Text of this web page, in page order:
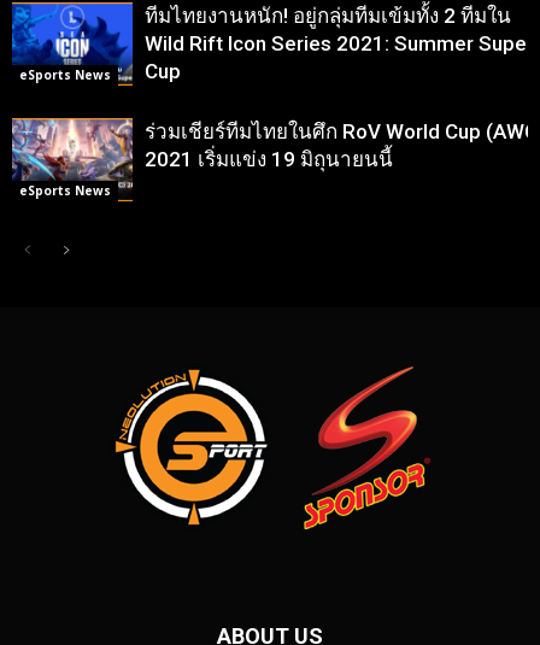
eSports News
ทีมไทยงานหนัก! อยู่กลุ่มทีมเข้มทั้ง 2 ทีมใน
Wild Rift Icon Series 2021: Summer Super
Cup
eSports News
ร่วมเชียร์ทีมไทยในศึก RoV World Cup
2021 เริ่มแข่ง 19 มิถุนายนนี้
ABOUT US